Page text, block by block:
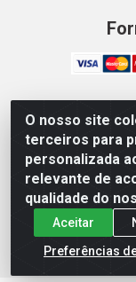
O nosso site
terceiros para
personalizada
relevante de
qualidade do
Aceitar
Preferências
Vetcom
Barreto, 1040 -
-